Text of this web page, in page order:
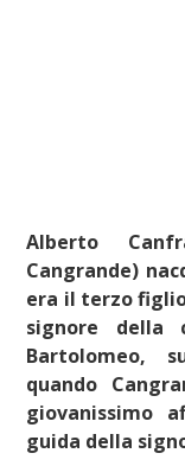
Alberto
Cangrande)
era il terzo
signore
Bartolomeo,
quando
giovanissimo
guida della